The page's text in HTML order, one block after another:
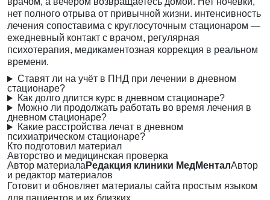
нет полного отрыва от привычной жизни. интенсивность
лечения сопоставима с круглосуточным стационаром —
ежедневный контакт с врачом, регулярная
психотерапия, медикаментозная коррекция в реальном
времени.
Ставят ли на учёт в ПНД при лечении в дневном
стационаре?
Как долго длится курс в дневном стационаре?
Можно ли продолжать работать во время лечения в
дневном стационаре?
Какие расстройства лечат в дневном
психиатрическом стационаре?
Кто подготовил материал
Авторство и медицинская проверка
Автор материала Редакция клиники МедМенталАвтор
и редактор материалов
Готовит и обновляет материалы сайта простым языком